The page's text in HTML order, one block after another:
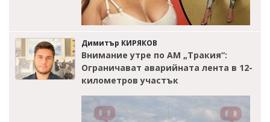
Димитър КИРЯКОВ
Внимание утре по АМ „Тракия“:
Ограничават аварийната лента в 12-
километров участък